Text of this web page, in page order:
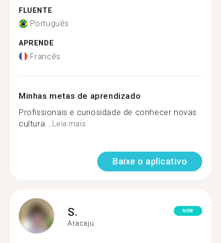
FLUENTE
Português
APRENDE
Francês
Minhas metas de aprendizado
Profissionais e curiosidade de conhecer novas
cultura... Leia mais
Baixe o aplicativo
S.
Aracaju
NEW